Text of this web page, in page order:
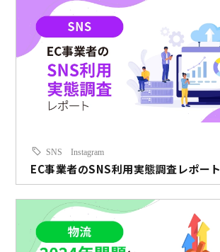
SNS Instagram
EC事業者のSNS利用実態調査レポート